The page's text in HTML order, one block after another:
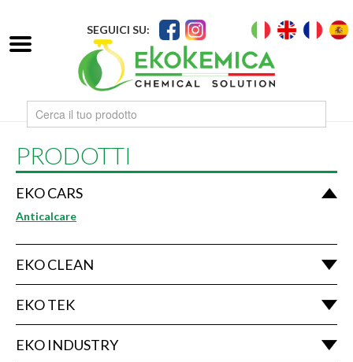
SEGUICI SU:
PRODOTTI
EKO CARS
Anticalcare
EKO CLEAN
EKO TEK
EKO INDUSTRY